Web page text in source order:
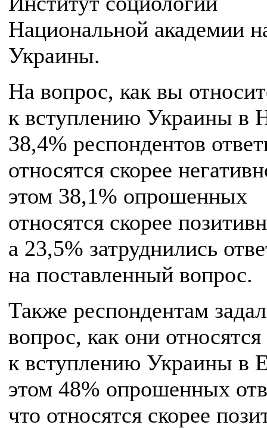
Национальной академии
Украины.
На вопрос, как вы
к вступлению Украины в
38,4% респондентов
относятся скорее
этом 38,1% опрошенных
относятся скорее
а 23,5% затруднились
на поставленный вопрос.
Также респондентам
вопрос, как они относятся
к вступлению Украины в
этом 48% опрошенных
что относятся скорее